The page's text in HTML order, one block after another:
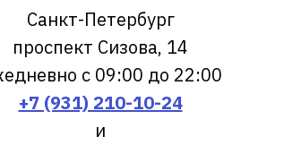
Санкт-Петербург
проспект Сизова, 14
с 09:00 до 22:00
+7 (931) 210-10-24
и